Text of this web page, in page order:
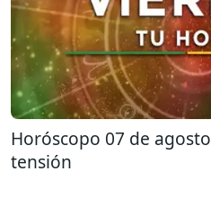
Horóscopo 07 de
tensión